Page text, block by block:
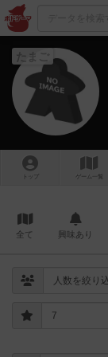
たまご
トップ ゲーム一覧
全て 興味あり